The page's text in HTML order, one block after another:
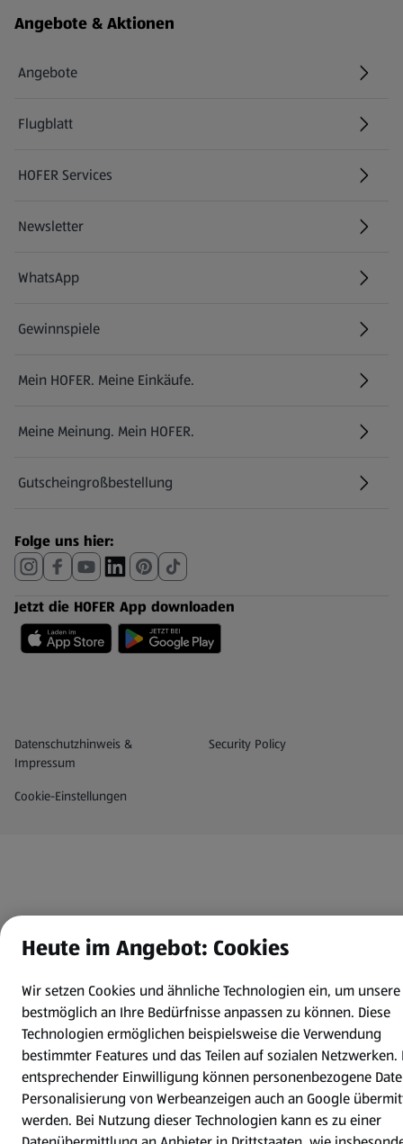
Angebote & Aktionen
Angebote
Flugblatt
HOFER Services
Newsletter
WhatsApp
Gewinnspiele
Mein HOFER. Meine Einkäufe.
Meine Meinung. Mein HOFER.
Gutscheingroßbestellung
(öffnet in einem neuen Tab)
Folge uns hier:
Jetzt die HOFER App downloaden
Datenschutz- und Richtlinienmenü
Datenschutzhinweis &
Impressum
Security Policy
(öffnet in einem neuen Tab)
Cookie-Einstellungen
Heute im Angebot: Cookies
Wir setzen Cookies und ähnliche Technologien ein, um
bestmöglich an Ihre Bedürfnisse anpassen zu können. Diese
Technologien ermöglichen beispielsweise die Verwendung
bestimmter Features und das Teilen auf sozialen Netzwerken.
entsprechender Einwilligung können personenbezogene
Personalisierung von Werbeanzeigen auch an Google
werden. Bei Nutzung dieser Technologien kann es zu einer